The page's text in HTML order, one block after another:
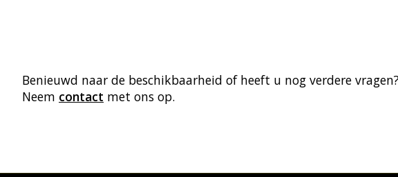
Benieuwd naar de beschikbaarheid of heeft u nog verdere
Neem contact met ons op.